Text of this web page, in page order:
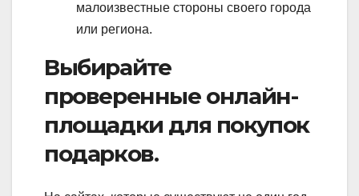
малоизвестные стороны своего города
или региона.
Выбирайте
проверенные онлайн-
площадки для покупок
подарков.